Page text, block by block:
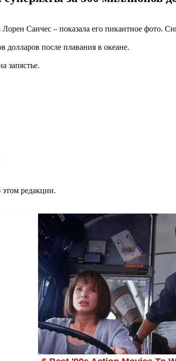
Санчес – показала его пикантное фото.
долларов после плавания в океане.
запястье.
редакции.